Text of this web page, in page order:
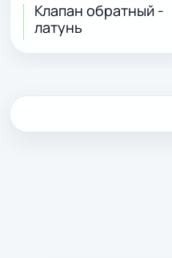
Клапан обратный -
латунь